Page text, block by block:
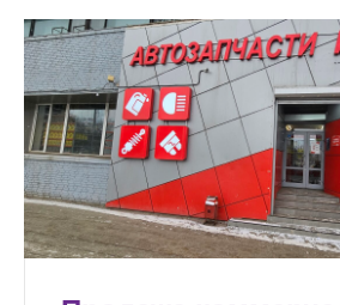
кварталов, офисных центров).
Планы по развитию
новых станций метро, дорог).